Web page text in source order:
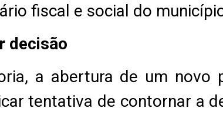
fiscal e social do
decisão
a abertura de um novo
tentativa de contornar a